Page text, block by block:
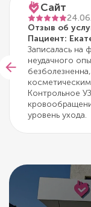
Сайт
Отзыв об
Пациент:
Записалась на
неудачного
Контрольное
уровень ухода.